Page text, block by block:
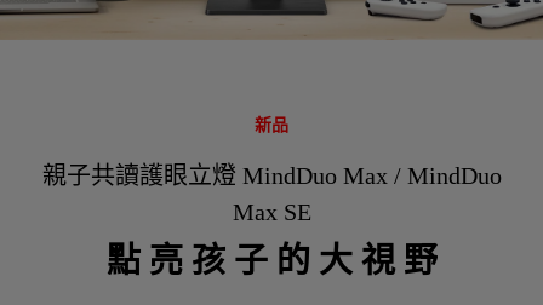
新品
親子共讀護眼立燈 MindDuo Max / MindDuo
Max SE
點 亮 孩 子 的 大 視 野